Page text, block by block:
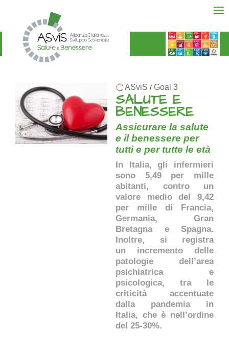
ASviS / Goal 3
SALUTE E
BENESSERE
Assicurare la salute
e il benessere per
tutti e per tutte le età
In Italia, gli infermieri
sono 5,49 per mille
abitanti, contro un
valore medio del 9,42
per mille di Francia,
Germania, Gran
Bretagna e Spagna.
Inoltre, si registra
un incremento delle
patologie dell’area
psichiatrica e
psicologica, tra le
criticità accentuate
dalla pandemia in
Italia, che è nell’ordine
del 25-30%.